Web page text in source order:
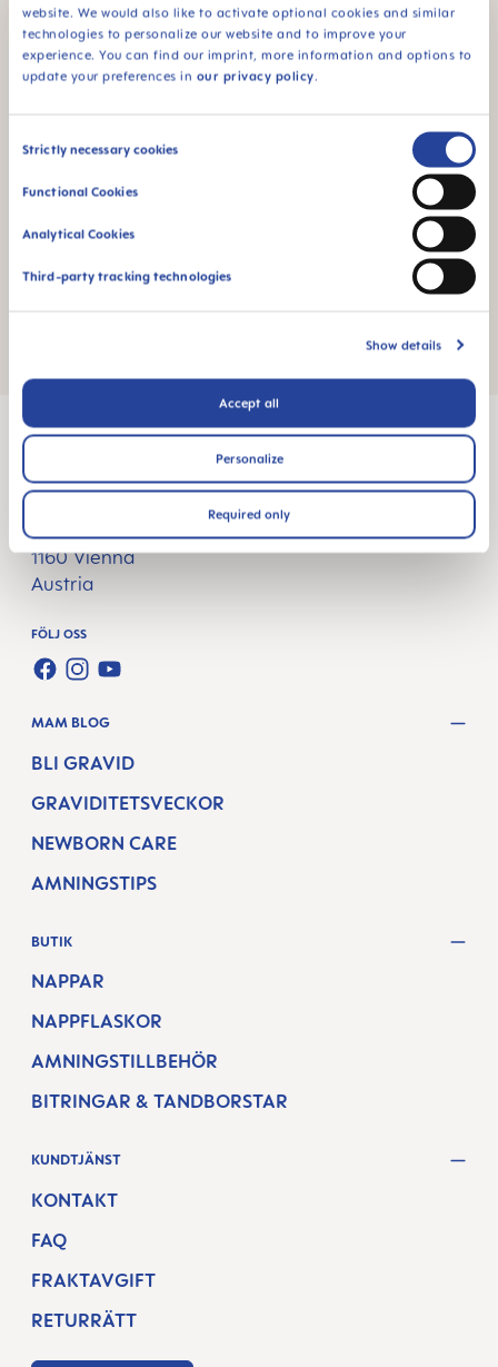
website. We would also like to activate optional cookies and similar
technologies to personalize our website and to improve your
experience. You can find our imprint, more information and options to
update your preferences in our privacy policy.
Consent
Strictly necessary cookies
Functional Cookies
Analytical Cookies
Third-party tracking technologies
Show details
Accept all
Personalize
Required only
Bridget - COVID & graviditet
MAM Babyartikel GesmbH
Lorenz-Mandl-Gasse 50
1160 Vienna
Austria
FÖLJ OSS
FACEBOOK
INSTAGRAM
YOUTUBE
MAM BLOG
BLI GRAVID
GRAVIDITETSVECKOR
NEWBORN CARE
AMNINGSTIPS
BUTIK
NAPPAR
NAPPFLASKOR
AMNINGSTILLBEHÖR
BITRINGAR & TANDBORSTAR
KUNDTJÄNST
KONTAKT
FAQ
FRAKTAVGIFT
RETURRÄTT